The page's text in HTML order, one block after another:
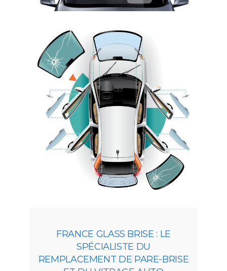
FRANCE GLASS BRISE : LE
SPÉCIALISTE DU
REMPLACEMENT DE PARE-BRISE